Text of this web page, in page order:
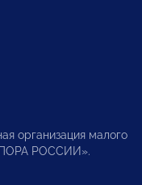
организация малого
РОССИИ».